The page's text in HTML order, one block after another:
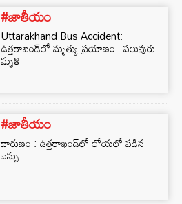
#జాతీయం
Uttarakhand Bus Accident:
ఉత్తరాఖండ్‌లో మృత్యు ప్రయాణం.. పలువురు
మృతి
#జాతీయం
దారుణం : ఉత్తరాఖండ్‌లో లోయలో పడిన
బస్సు..